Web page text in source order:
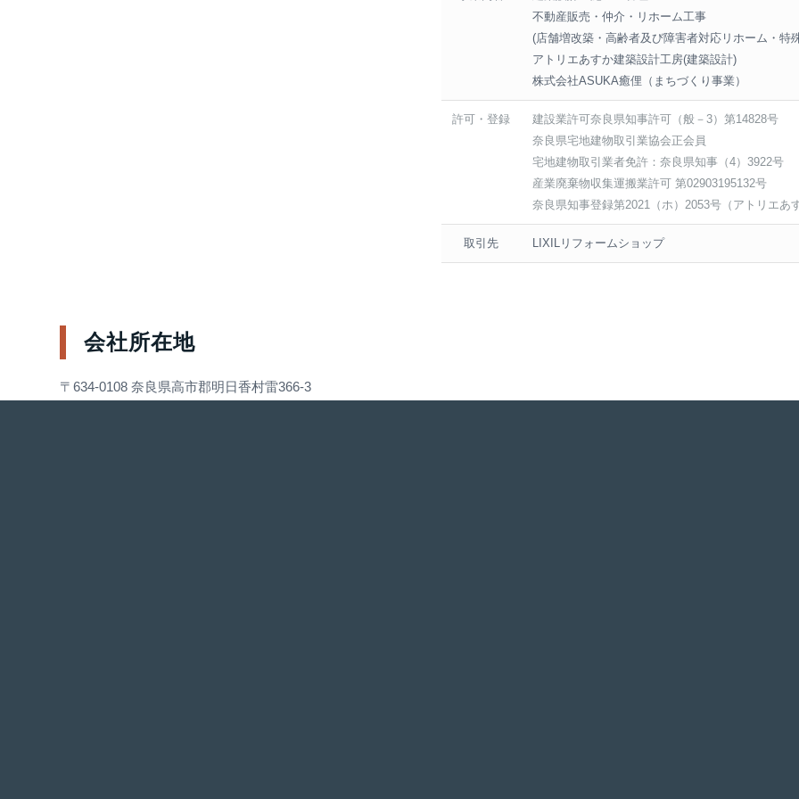
不動産販売・仲介・リホーム工事
(店舗増改築・高齢者及び障害者対応リホーム・特殊
アトリエあすか建築設計工房(建築設計)
株式会社ASUKA癒俚（まちづくり事業）
許可・登録
建設業許可奈良県知事許可（般－3）第14828号
奈良県宅地建物取引業協会正会員
宅地建物取引業者免許：奈良県知事（4）3922号
産業廃棄物収集運搬業許可 第02903195132号
奈良県知事登録第2021（ホ）2053号（アトリエあ
取引先 LIXILリフォームショップ
会社所在地
〒634-0108 奈良県高市郡明日香村雷366-3